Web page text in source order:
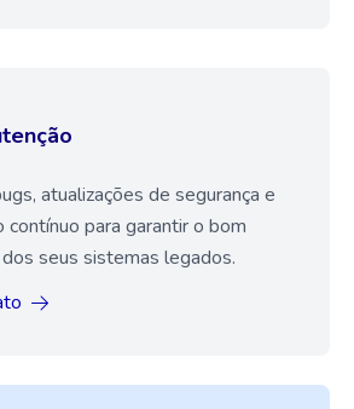
atualizações de segurança e
para garantir o bom
seus sistemas legados.